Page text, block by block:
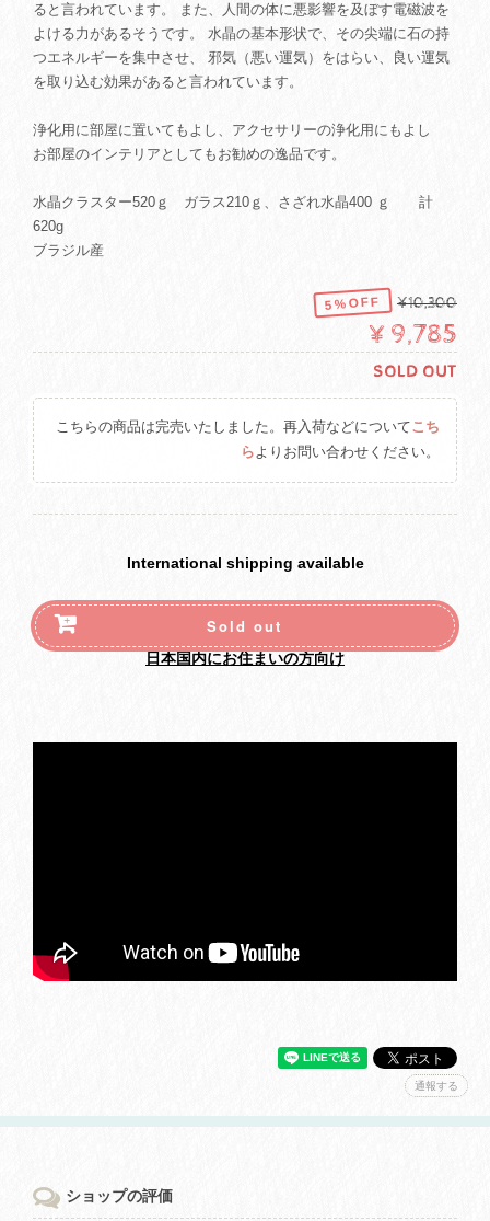
ると言われています。 また、人間の体に悪影響を及ぼす電磁波を
よける力があるそうです。 水晶の基本形状で、その尖端に石の持
つエネルギーを集中させ、 邪気（悪い運気）をはらい、良い運気
を取り込む効果があると言われています。
浄化用に部屋に置いてもよし、アクセサリーの浄化用にもよし
お部屋のインテリアとしてもお勧めの逸品です。
水晶クラスター520ｇ ガラス210ｇ、さざれ水晶400 ｇ 計
620g
ブラジル産
5%OFF ¥10,300
¥9,785
SOLD OUT
こちらの商品は完売いたしました。再入荷などについてこち
らよりお問い合わせください。
International shipping available
Sold out
日本国内にお住まいの方向け
通報する
ショップの評価